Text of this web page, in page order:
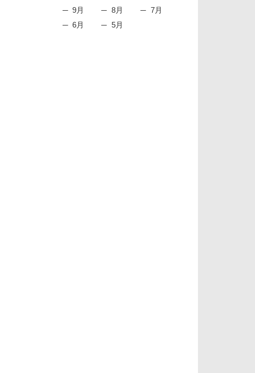
9月
8月
7月
6月
5月